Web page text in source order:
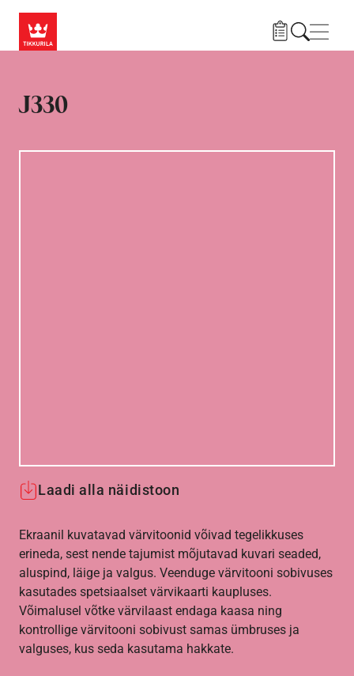
J330
Laadi alla näidistoon
Ekraanil kuvatavad värvitoonid võivad tegelikkuses
erineda, sest nende tajumist mõjutavad kuvari seaded,
aluspind, läige ja valgus. Veenduge värvitooni sobivuses
kasutades spetsiaalset värvikaarti kaupluses.
Võimalusel võtke värvilaast endaga kaasa ning
kontrollige värvitooni sobivust samas ümbruses ja
valguses, kus seda kasutama hakkate.